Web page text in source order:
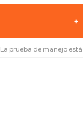
+
La prueba de manejo